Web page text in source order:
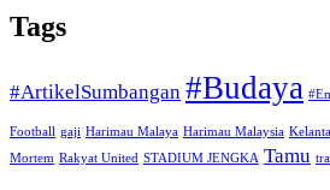
Tags
#ArtikelSumbangan #Budaya
Football gaji Harimau Malaya Harimau Malaysia
Mortem Rakyat United STADIUM JENGKA Tamu